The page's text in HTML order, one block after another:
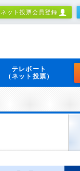
ネット投票会員登録
テレボート
（ネット投票）